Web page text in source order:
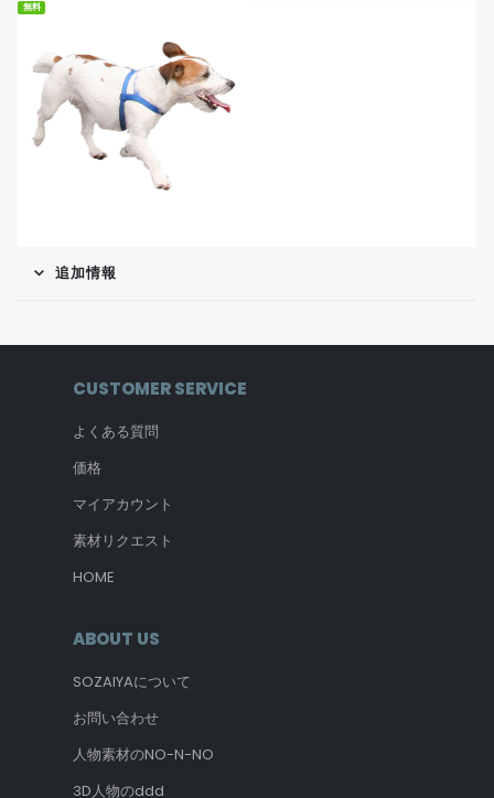
無料
無料ダウンロード
追加情報
CUSTOMER SERVICE
よくある質問
価格
マイアカウント
素材リクエスト
HOME
ABOUT US
SOZAIYAについて
お問い合わせ
人物素材のNO-N-NO
3D人物のddd